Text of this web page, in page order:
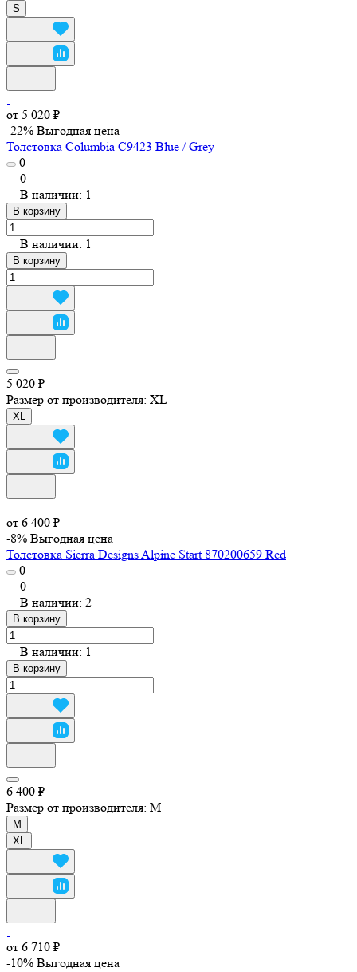
S
от 5 020 ₽
-22% Выгодная цена
Толстовка Columbia C9423 Blue / Grey
0
0
В наличии: 1
В корзину
В наличии: 1
В корзину
5 020 ₽
Размер от производителя: XL
XL
от 6 400 ₽
-8% Выгодная цена
Толстовка Sierra Designs Alpine Start 870200659 Red
0
0
В наличии: 2
В корзину
В наличии: 1
В корзину
6 400 ₽
Размер от производителя: M
M
XL
от 6 710 ₽
-10% Выгодная цена